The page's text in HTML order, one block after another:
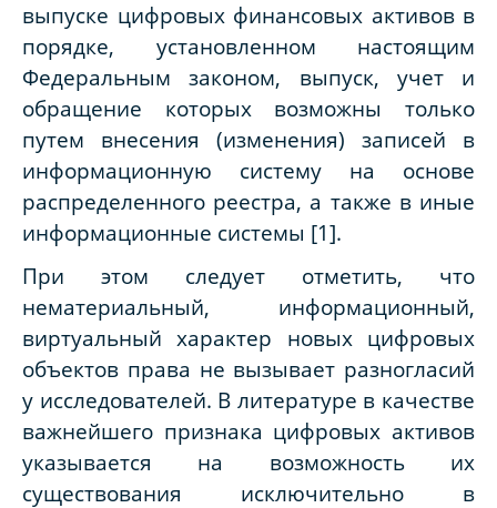
выпуске цифровых финансовых активов в
порядке, установленном настоящим
Федеральным законом, выпуск, учет и
обращение которых возможны только
путем внесения (изменения) записей в
информационную систему на основе
распределенного реестра, а также в иные
информационные системы [1].
При этом следует отметить, что
нематериальный, информационный,
виртуальный характер новых цифровых
объектов права не вызывает разногласий
у исследователей. В литературе в качестве
важнейшего признака цифровых активов
указывается на возможность их
существования исключительно в